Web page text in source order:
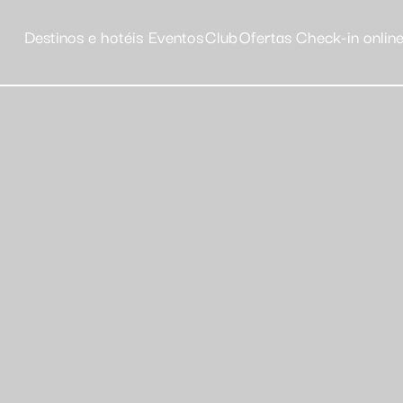
Destinos e hotéis EventosClubOfertas Check-in online